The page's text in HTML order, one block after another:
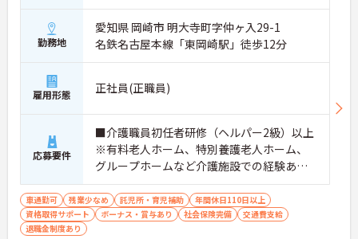
・訪問診療医と24時間連携し、チームで看取りに取
り組む体制が整っているため、「看取りのプロ」と
【頑張りがしっかり給与・評価に反映される職場で
す】
・介護福祉士手当25,000円、処遇改善手当78,000
円、賞与は年2回＋処遇改善一時金も別途支給され
ています。
・入社半年でリーダーを任されたスタッフの実績が
あるなど、年次にかかわらず頑張りが評価され、キ
ャリアアップを実現できる職場環境です
【働きやすい休日・残業面と、長く安心して働ける
福利厚生が魅力です】
・月9日公休に加え、夏季・冬季休暇各3日が確保さ
勤務地
愛知県 岡崎市 明大寺町字仲ヶ入29-1
名鉄名古屋本線「東岡崎駅」徒歩12分
雇用形態 正社員(正職員)
応募要件
■介護職員初任者研修（ヘルパー2級）以上
※有料老人ホーム、特別養護老人ホーム、
グループホームなど介護施設での経験ある
方歓迎 ※ホスピス勤務（訪問介護）や「看
取り」が初めての方も可
車通勤可 残業少なめ 託児所・育児補助
年間休日110日以上
資格取得サポート
ボーナス・賞与あり 社会保険完備
交通費支給
退職金制度あり